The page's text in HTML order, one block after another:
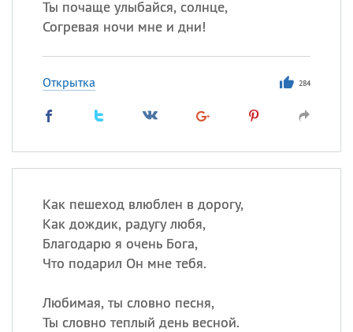
Ты почаще улыбайся, солнце,
Согревая ночи мне и дни!
Открытка 284
Как пешеход влюблен в дорогу,
Как дождик, радугу любя,
Благодарю я очень Бога,
Что подарил Он мне тебя.
Любимая, ты словно песня,
Ты словно теплый день весной.